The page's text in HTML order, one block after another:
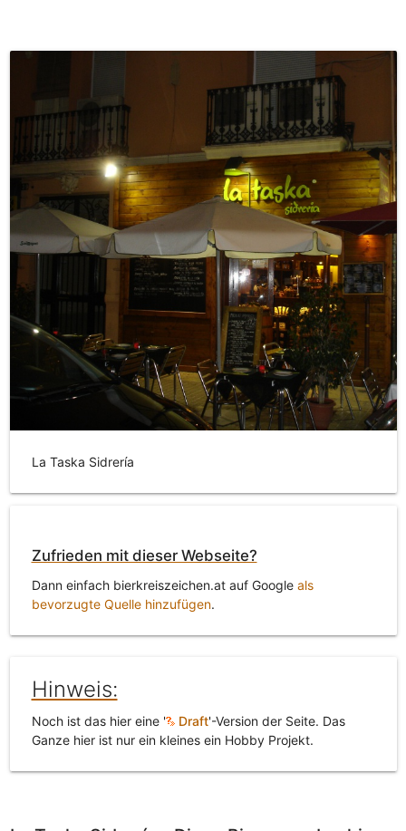
La Taska Sidrería
Zufrieden mit dieser Webseite?
Dann einfach bierkreiszeichen.at auf Google als
bevorzugte Quelle hinzufügen.
Hinweis:
Noch ist das hier eine ' Draft'-Version der Seite. Das
Ganze hier ist nur ein kleines ein Hobby Projekt.